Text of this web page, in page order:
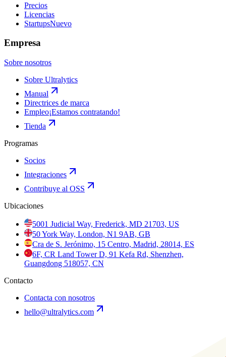
Precios
Licencias
StartupsNuevo
Empresa
Sobre nosotros
Sobre Ultralytics
Manual
Directrices de marca
Empleo¡Estamos contratando!
Tienda
Programas
Socios
Integraciones
Contribuye al OSS
Ubicaciones
5001 Judicial Way, Frederick, MD 21703, US
50 York Way, London, N1 9AB, GB
Cra de S. Jerónimo, 15 Centro, Madrid, 28014, ES
6F, CR Land Tower D, 91 Kefa Rd, Shenzhen,
Guangdong 518057, CN
Contacto
Contacta con nosotros
hello@ultralytics.com